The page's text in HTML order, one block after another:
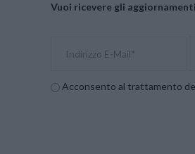
Vuoi ricevere gli
Acconsento al trattamento